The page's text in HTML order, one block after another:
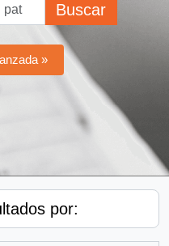
Buscar
»
por: